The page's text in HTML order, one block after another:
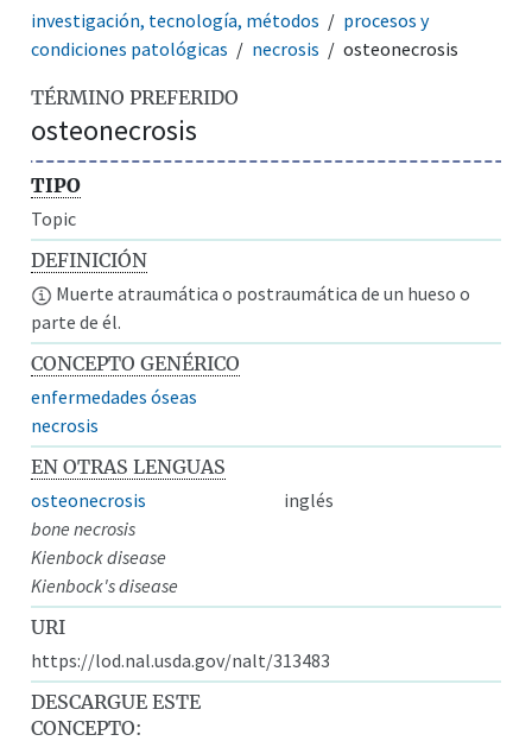
investigación, tecnología, métodos
procesos y
condiciones patológicas
necrosis osteonecrosis
TÉRMINO PREFERIDO
osteonecrosis
TIPO
Topic
DEFINICIÓN
Muerte atraumática o postraumática de un hueso o
parte de él.
CONCEPTO GENÉRICO
enfermedades óseas
necrosis
EN OTRAS LENGUAS
osteonecrosis
inglés
bone necrosis
Kienbock disease
Kienbock's disease
URI
https://lod.nal.usda.gov/nalt/313483
DESCARGUE ESTE
CONCEPTO: